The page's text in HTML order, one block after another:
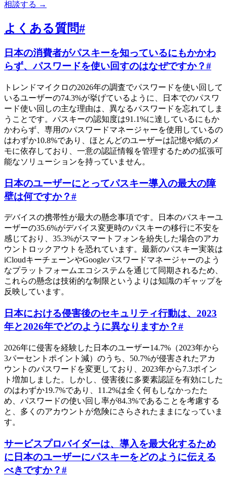
相談する →
よくある質問#
日本の消費者がパスキーを知っているにもかかわ
らず、パスワードを使い回すのはなぜですか？#
トレンドマイクロの2026年の調査でパスワードを使い回して
いるユーザーの74.3%が挙げているように、日本でのパスワ
ード使い回しの主な理由は、異なるパスワードを忘れてしま
うことです。パスキーの認知度は91.1%に達しているにもか
かわらず、専用のパスワードマネージャーを使用しているの
はわずか10.8%であり、ほとんどのユーザーは記憶や紙のメ
モに依存しており、一意の認証情報を管理するための拡張可
能なソリューションを持っていません。
日本のユーザーにとってパスキー導入の最大の障
壁は何ですか？#
デバイスの携帯性が最大の懸念事項です。日本のパスキーユ
ーザーの35.6%がデバイス変更時のパスキーの移行に不安を
感じており、35.3%がスマートフォンを紛失した場合のアカ
ウントロックアウトを恐れています。最新のパスキー実装は
iCloudキーチェーンやGoogleパスワードマネージャーのよう
なプラットフォームエコシステムを通じて同期されるため、
これらの懸念は技術的な制限というよりは知識のギャップを
反映しています。
日本における侵害後のセキュリティ行動は、2023
年と2026年でどのように異なりますか？#
2026年に侵害を経験した日本のユーザー14.7%（2023年から
3パーセントポイント減）のうち、50.7%が侵害されたアカ
ウントのパスワードを変更しており、2023年から7.3ポイン
ト増加しました。しかし、侵害後に多要素認証を有効にした
のはわずか19.7%であり、11.2%は全く何もしなかったた
め、パスワードの使い回し率が84.3%であることを考慮する
と、多くのアカウントが危険にさらされたままになっていま
す。
サービスプロバイダーは、導入を最大化するため
に日本のユーザーにパスキーをどのように伝える
べきですか？#